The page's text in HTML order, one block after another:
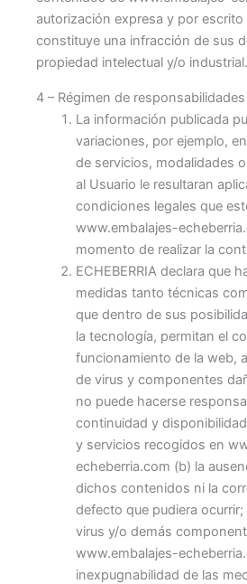
autorización expresa y por escrito
constituye una infracción de sus
propiedad intelectual y/o industrial.
4 – Régimen de
La información publicada
variaciones, por ejemplo,
de servicios, modalidades
al Usuario le resultaran
condiciones legales que
www.embalajes-
momento de realizar la
ECHEBERRIA declara que
medidas tanto técnicas
que dentro de sus
la tecnología, permitan el
funcionamiento de la web,
de virus y componentes
no puede hacerse
continuidad y
y servicios recogidos en
echeberria.com (b) la
dichos contenidos ni la
defecto que pudiera
virus y/o demás
www.embalajes-
inexpugnabilidad de las